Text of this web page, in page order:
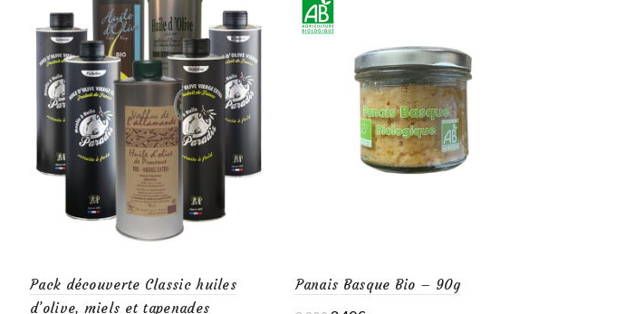
Pack découverte Classic huiles
d’olive, miels et tapenades
Panais Basque Bio – 90g